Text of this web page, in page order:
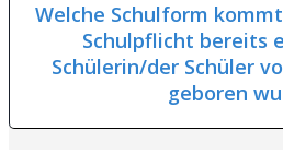
Welche Schulform
Schulpflicht bereits
Schülerin/der Schüler
geboren